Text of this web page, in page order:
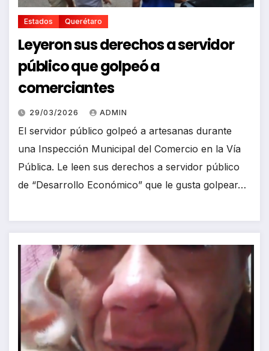
Estados Querétaro
Leyeron sus derechos a servidor
público que golpeó a
comerciantes
29/03/2026 ADMIN
El servidor público golpeó a artesanas durante
una Inspección Municipal del Comercio en la Vía
Pública. Le leen sus derechos a servidor público
de “Desarrollo Económico” que le gusta golpear…